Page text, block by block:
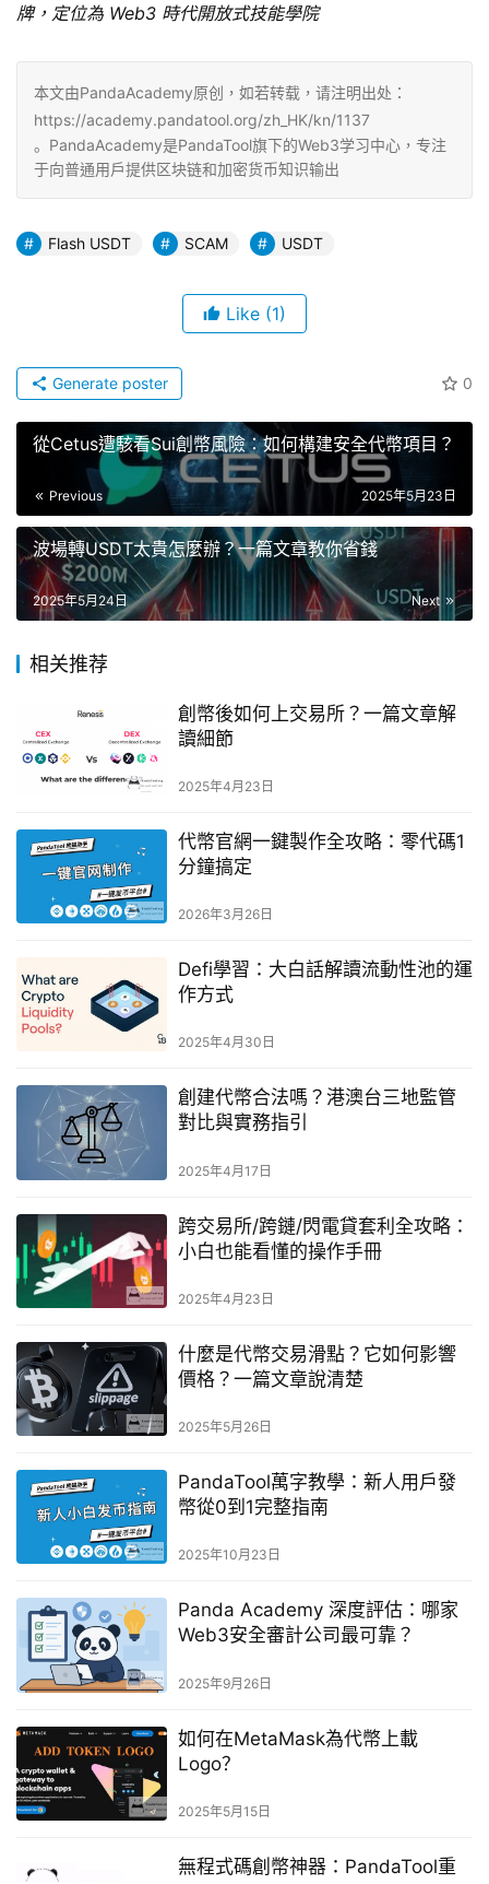
牌，定位為 Web3 時代開放式技能學院
本文由PandaAcademy原创，如若转载，请注明出处：
https://academy.pandatool.org/zh_HK/kn/1137
。PandaAcademy是PandaTool旗下的Web3学习中心，专注
于向普通用户提供区块链和加密货币知识输出
Flash USDT SCAM USDT
Like (1)
0
Generate poster
從Cetus遭駭看Sui創幣風險：如何構建安全代幣項目？
Previous 2025年5月23日
波場轉USDT太貴怎麼辦？一篇文章教你省錢
Next
2025年5月24日
相关推荐
創幣後如何上交易所？一篇文章解
讀細節
2025年4月23日
代幣官網一鍵製作全攻略：零代碼1
分鐘搞定
2026年3月26日
Defi學習：大白話解讀流動性池的運
作方式
2025年4月30日
創建代幣合法嗎？港澳台三地監管
對比與實務指引
2025年4月17日
跨交易所/跨鏈/閃電貸套利全攻略：
小白也能看懂的操作手冊
2025年4月23日
什麼是代幣交易滑點？它如何影響
價格？一篇文章說清楚
2025年5月26日
PandaTool萬字教學：新人用戶發
幣從0到1完整指南
2025年10月23日
Panda Academy 深度評估：哪家
Web3安全審計公司最可靠？
2025年9月26日
如何在MetaMask為代幣上載
Logo？
2025年5月15日
無程式碼創幣神器：PandaTool重